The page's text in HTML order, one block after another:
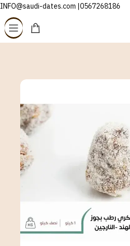
0567268186| INFO@saudi-dates.com